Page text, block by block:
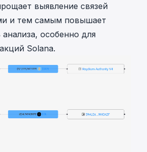
выявление связей
и тем самым повышает
особенно для
Solana.